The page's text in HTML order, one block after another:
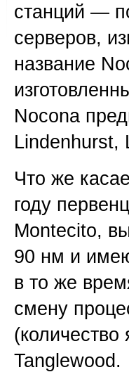
станций —
серверов,
название
Nocona
Lindenhurst,
Что же
году
Montecito,
90 нм и
в то же
смену
Tanglewood.